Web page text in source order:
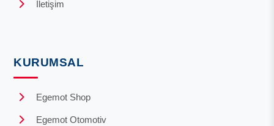
İletişim
KURUMSAL
Egemot Shop
Egemot Otomotiv